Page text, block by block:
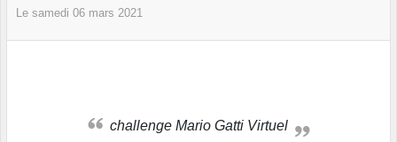
Le samedi 06 mars 2021
challenge Mario Gatti Virtuel